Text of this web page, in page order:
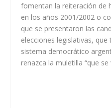
fomentan la reiteración de
en los años 2001/2002 o
que se presentaron las
elecciones legislativas,
sistema democrático
renazca la muletilla “que se